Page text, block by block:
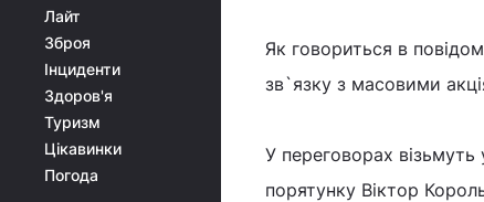
Лайт
Зброя
Інциденти
Здоров'я
Туризм
Цікавинки
Погода
Як говориться в
зв`язку з масовими
У переговорах візьмуть
порятунку Віктор